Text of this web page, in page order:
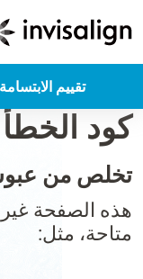
تقييم الابتسامة
كود الخطأ 404
تخلص من
هذه الصفحة
متاحة، مثل: